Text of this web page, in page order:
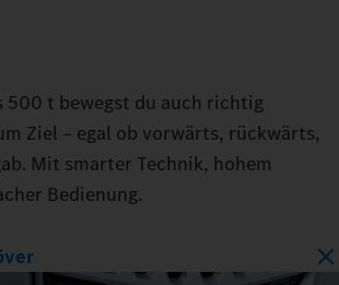
500 t bewegst du auch richtig
Ziel – egal ob vorwärts, rückwärts,
Mit smarter Technik, hohem
Bedienung.